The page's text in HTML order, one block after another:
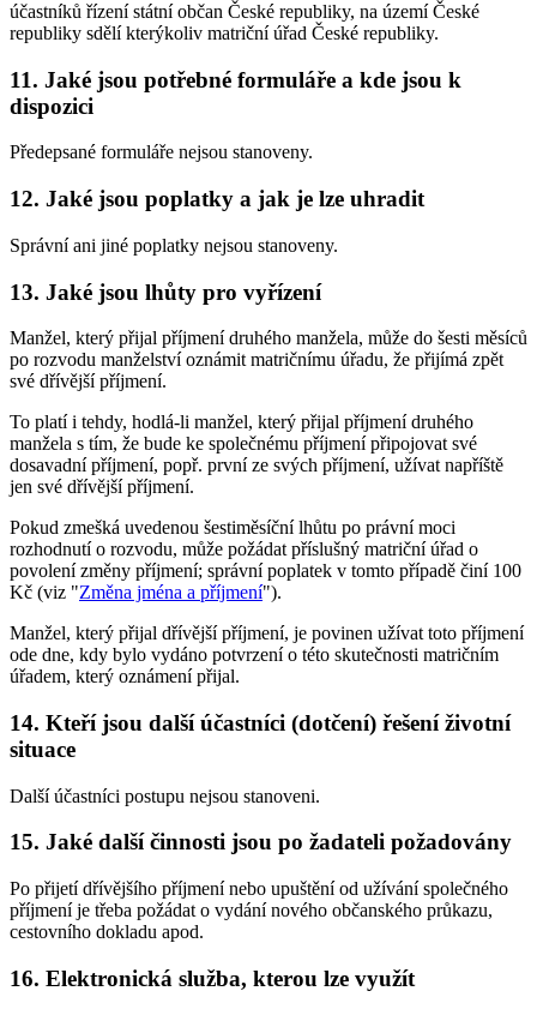
účastníků řízení státní občan České republiky, na území České
republiky sdělí kterýkoliv matriční úřad České republiky.
11. Jaké jsou potřebné formuláře a kde jsou k
dispozici
Předepsané formuláře nejsou stanoveny.
12. Jaké jsou poplatky a jak je lze uhradit
Správní ani jiné poplatky nejsou stanoveny.
13. Jaké jsou lhůty pro vyřízení
Manžel, který přijal příjmení druhého manžela, může do šesti měsíců
po rozvodu manželství oznámit matričnímu úřadu, že přijímá zpět
své dřívější příjmení.
To platí i tehdy, hodlá-li manžel, který přijal příjmení druhého
manžela s tím, že bude ke společnému příjmení připojovat své
dosavadní příjmení, popř. první ze svých příjmení, užívat napříště
jen své dřívější příjmení.
Pokud zmešká uvedenou šestiměsíční lhůtu po právní moci
rozhodnutí o rozvodu, může požádat příslušný matriční úřad o
povolení změny příjmení; správní poplatek v tomto případě činí 100
Kč (viz "Změna jména a příjmení").
Manžel, který přijal dřívější příjmení, je povinen užívat toto příjmení
ode dne, kdy bylo vydáno potvrzení o této skutečnosti matričním
úřadem, který oznámení přijal.
14. Kteří jsou další účastníci (dotčení) řešení životní
situace
Další účastníci postupu nejsou stanoveni.
15. Jaké další činnosti jsou po žadateli požadovány
Po přijetí dřívějšího příjmení nebo upuštění od užívání společného
příjmení je třeba požádat o vydání nového občanského průkazu,
cestovního dokladu apod.
16. Elektronická služba, kterou lze využít